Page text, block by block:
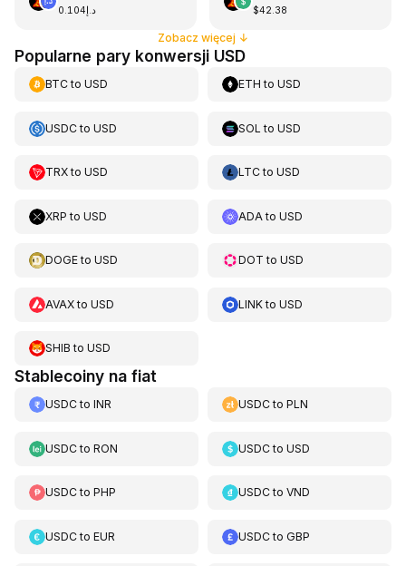
د.إ0.104 $42.38
Zobacz więcej ↓
Popularne pary konwersji USD
BTCto USD ETH toUSD
USDCto USD SOL toUSD
TRXto USD LTCtoUSD
XRP to USD ADA toUSD
DOGEto USD DOT toUSD
AVAXto USD LINKtoUSD
SHIB to USD
Stablecoiny na fiat
USDCto INR USDCtoPLN
USDCto RON USDCtoUSD
USDCto PHP USDCtoVND
USDCto EUR USDCtoGBP